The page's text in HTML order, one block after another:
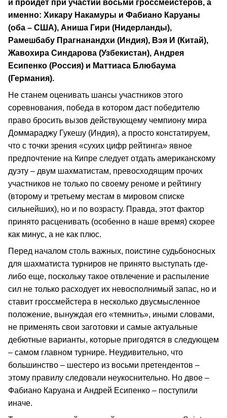
и пройдет при участии восьми гроссмейстеров, а
именно: Хикару Накамуры и Фабиано Каруаны
(оба – США), Аниша Гири (Нидерланды),
Рамешбабу Прагнанандхи (Индия), Вэя И (Китай),
Жавохира Синдарова (Узбекистан), Андрея
Есипенко (Россия) и Маттиаса Блюбаума
(Германия).
Не станем оценивать шансы участников этого
соревнования, победа в котором даст победителю
право бросить вызов действующему чемпиону мира
Доммараджу Гукешу (Индия), а просто констатируем,
что с точки зрения «сухих цифр рейтинга» явное
предпочтение на Кипре следует отдать американскому
дуэту – двум шахматистам, превосходящим прочих
участников не только по своему реноме и рейтингу
(второму и третьему местам в мировом списке
сильнейших), но и по возрасту. Правда, этот фактор
принято расценивать (особенно в наше время) скорее
как минус, а не как плюс.
Перед началом столь важных, поистине судьбоносных
для шахматиста турниров не принято выступать где-
либо еще, поскольку такое отвлечение и распыление
сил не только расходует их невосполнимый запас, но и
ставит гроссмейстера в несколько двусмысленное
положение, вынуждая его «темнить», иными словами,
не применять свои заготовки и самые актуальные
дебютные варианты, которые пригодятся в следующем
– самом главном турнире. Неудивительно, что
большинство – шестеро из восьми претендентов –
этому правилу следовали неукоснительно. Но двое –
Фабиано Каруана и Андрей Есипенко – поступили
иначе.